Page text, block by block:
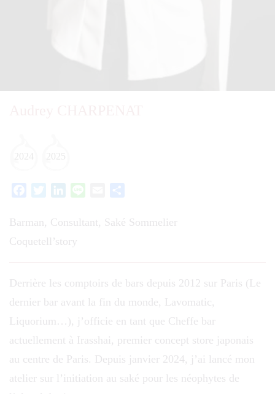
2024 2025
FacebookTwitterLinkedIn Email
Barman, Consultant, Saké Sommelier
Coquetell’story
Derrière les comptoirs de bars depuis 2012 sur Paris (Le
dernier bar avant la fin du monde, Lavomatic,
Liquorium…), j’officie en tant que Cheffe bar
actuellement à Irasshai, premier concept store japonais
au centre de Paris. Depuis janvier 2024, j’ai lancé mon
atelier sur l’initiation au saké pour les néophytes de